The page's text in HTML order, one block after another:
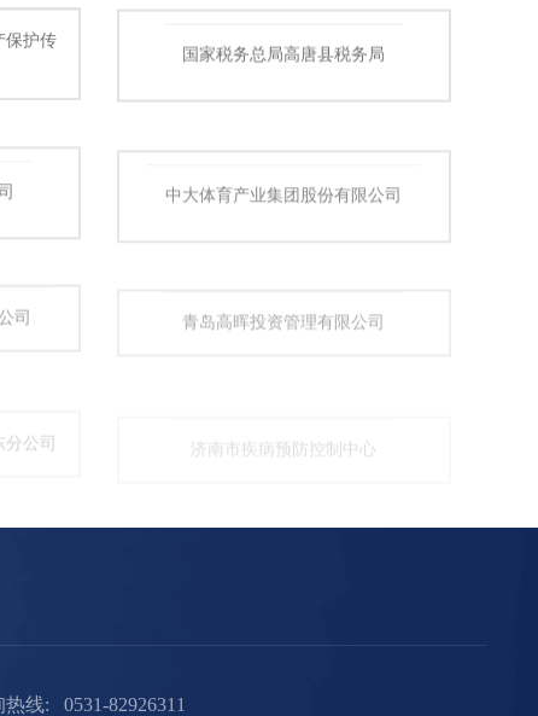
保护传
国家税务总局高唐县税务局
热线: 0531-82926311